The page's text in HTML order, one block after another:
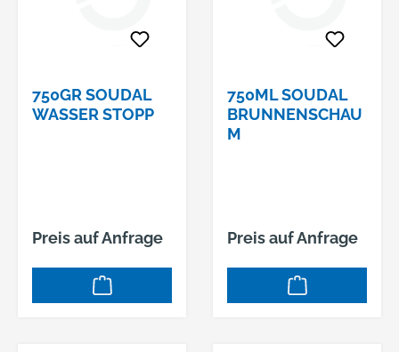
750GR SOUDAL
WASSER STOPP
Preis auf Anfrage
750ML SOUDAL
BRUNNENSCHAU
M
Preis auf Anfrage